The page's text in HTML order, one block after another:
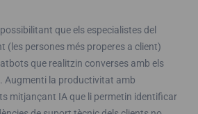
que els especialistes del
(les persones més properes a client)
que realitzin converses amb els
Augmenti la productivitat amb
mitjançant IA que li permetin identificar